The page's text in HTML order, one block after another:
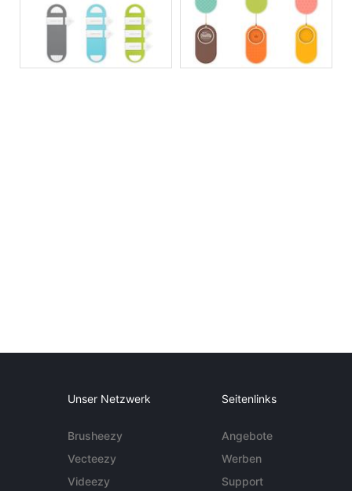
Unser Netzwerk
Brusheezy
Vecteezy
Videezy
Seitenlinks
Angebote
Werben
Support